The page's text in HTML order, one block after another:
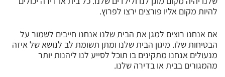
להיות מקום אליו פורצים ירצו לפרוץ.
אם אנחנו רוצים למגן את הבית שלנו אנחנו חייבים לשמור על
הבטיחות שלו. מיגון הבית שלנו ומתן תשומת לב לנושא של איזה
מנעולים אנחנו מתקינים בו תוכל לסייע לנו ליהנות יותר
מהמגורים בבית או בדירה שלנו.